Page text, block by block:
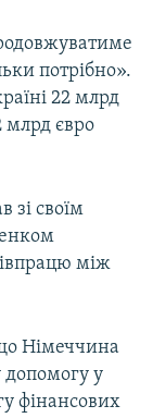
потрібно».
22 млрд
млрд євро
зі своїм
між
Німеччина
допомогу у
фінансових